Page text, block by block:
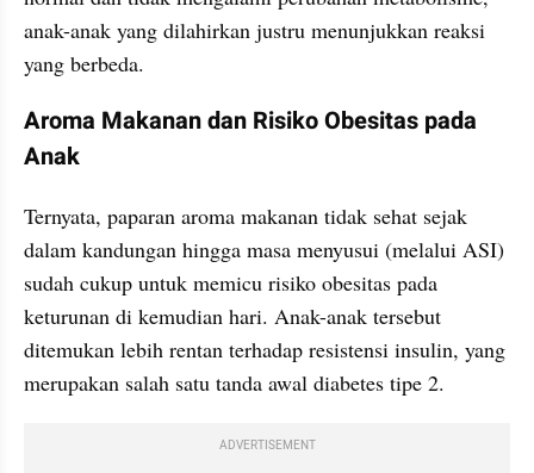
anak-anak yang dilahirkan justru menunjukkan reaksi
yang berbeda.
Aroma Makanan dan Risiko Obesitas pada
Anak
Ternyata, paparan aroma makanan tidak sehat sejak
dalam kandungan hingga masa menyusui (melalui ASI)
sudah cukup untuk memicu risiko obesitas pada
keturunan di kemudian hari. Anak-anak tersebut
ditemukan lebih rentan terhadap resistensi insulin, yang
merupakan salah satu tanda awal diabetes tipe 2.
ADVERTISEMENT